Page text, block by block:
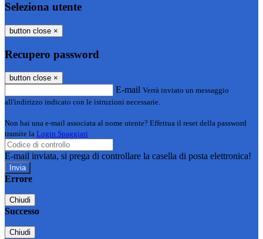
Seleziona utente
button close ×
Recupero password
button close ×
E-mail Verrà inviato un messaggio
all'indirizzo indicato con le istruzioni necessarie.
Non hai una e-mail associata al nome utente? Effettua il reset della password
tramite la Login Spaggiari
E-mail inviata, si prega di controllare la casella di posta elettronica!
Errore
Chiudi
Successo
Chiudi